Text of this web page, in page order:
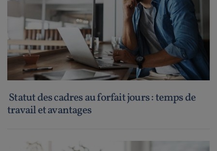
Statut des cadres au forfait jours : temps de
travail et avantages